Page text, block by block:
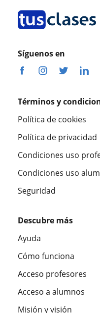
Síguenos en
Términos y
Política de cookies
Política de privacidad
Condiciones uso
Condiciones uso
Seguridad
Descubre más
Ayuda
Cómo funciona
Acceso profesores
Acceso a alumnos
Misión y visión